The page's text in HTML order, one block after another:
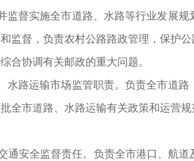
督实施全市道路、水路等行业发展规
监督，负责农村公路路政管理，保护
合协调有关邮政的重大问题。
路运输市场监管职责。负责全市道路
全市道路、水路运输有关政策和运营
安全监督责任。负责全市港口、航道